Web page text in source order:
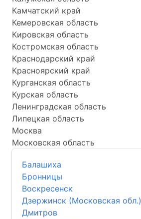
Камчатский край
Кемеровская область
Кировская область
Костромская область
Краснодарский край
Красноярский край
Курганская область
Курская область
Ленинградская область
Липецкая область
Москва
Московская область
Балашиха
Бронницы
Воскресенск
Дзержинск (Московская обл.)
Дмитров